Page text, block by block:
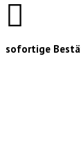
sofortige